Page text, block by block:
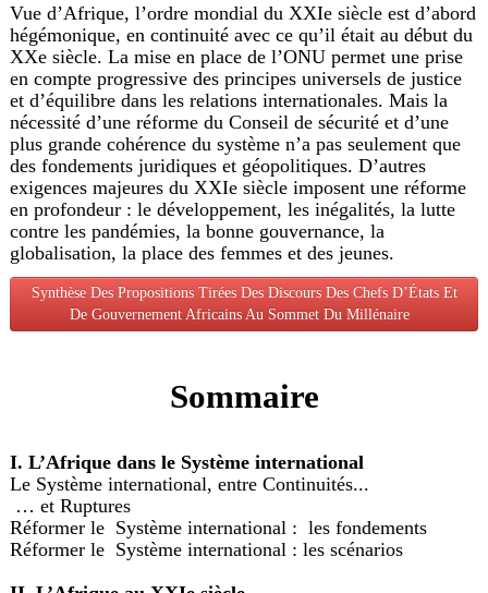
Vue d’Afrique, l’ordre mondial du XXIe siècle est d’abord
hégémonique, en continuité avec ce qu’il était au début du
XXe siècle. La mise en place de l’ONU permet une prise
en compte progressive des principes universels de justice
et d’équilibre dans les relations internationales. Mais la
nécessité d’une réforme du Conseil de sécurité et d’une
plus grande cohérence du système n’a pas seulement que
des fondements juridiques et géopolitiques. D’autres
exigences majeures du XXIe siècle imposent une réforme
en profondeur : le développement, les inégalités, la lutte
contre les pandémies, la bonne gouvernance, la
globalisation, la place des femmes et des jeunes.
Synthèse Des Propositions Tirées Des Discours Des Chefs D’États Et
De Gouvernement Africains Au Sommet Du Millénaire
Sommaire
I. L’Afrique dans le Système international
Le Système international, entre Continuités...
… et Ruptures
Réformer le Système international : les fondements
Réformer le Système international : les scénarios